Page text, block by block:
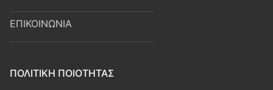
ΕΠΙΚΟΙΝΩΝΙΑ
ΠΟΛΙΤΙΚΗ ΠΟΙΟΤΗΤΑΣ